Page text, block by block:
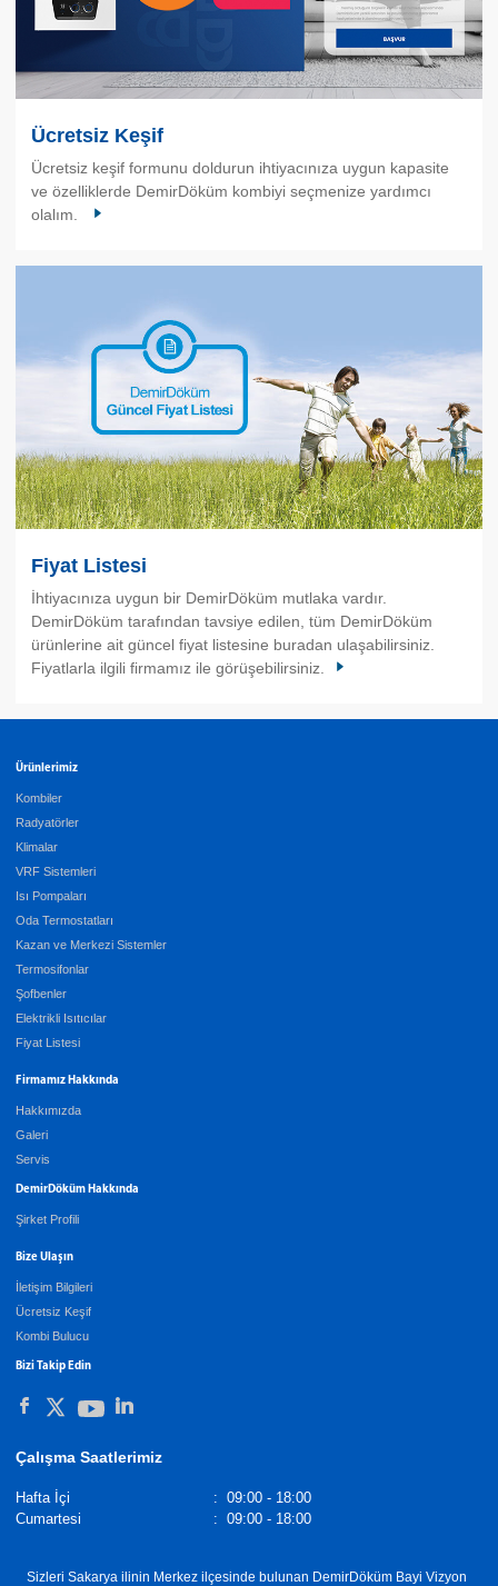
Ücretsiz Keşif
Ücretsiz keşif formunu doldurun ihtiyacınıza uygun kapasite
ve özelliklerde DemirDöküm kombiyi seçmenize yardımcı
olalım.
Fiyat Listesi
İhtiyacınıza uygun bir DemirDöküm mutlaka vardır.
DemirDöküm tarafından tavsiye edilen, tüm DemirDöküm
ürünlerine ait güncel fiyat listesine buradan ulaşabilirsiniz.
Fiyatlarla ilgili firmamız ile görüşebilirsiniz.
Ürünlerimiz
Kombiler
Radyatörler
Klimalar
VRF Sistemleri
Isı Pompaları
Oda Termostatları
Kazan ve Merkezi Sistemler
Termosifonlar
Şofbenler
Elektrikli Isıtıcılar
Fiyat Listesi
Firmamız Hakkında
Hakkımızda
Galeri
Servis
DemirDöküm Hakkında
Şirket Profili
Bize Ulaşın
İletişim Bilgileri
Ücretsiz Keşif
Kombi Bulucu
Bizi Takip Edin
Çalışma Saatlerimiz
Hafta İçi : 09:00 - 18:00
Cumartesi
: 09:00 - 18:00
Sizleri Sakarya ilinin Merkez ilçesinde bulunan DemirDöküm Bayi Vizyon